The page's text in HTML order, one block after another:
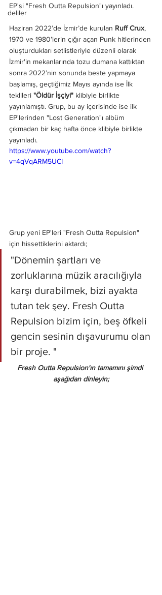
deliler
EP'si "Fresh Outta Repulsion"ı yayınladı.
Haziran 2022’de İzmir’de kurulan Ruff Crux,
1970 ve 1980’lerin çığır açan Punk hitlerinden
oluşturdukları setlistleriyle düzenli olarak
İzmir'in mekanlarında tozu dumana kattıktan
sonra 2022’nin sonunda beste yapmaya
başlamış, geçtiğimiz Mayıs ayında ise İlk
teklileri "Öldür İşçiyi" klibiyle birlikte
yayınlamıştı. Grup, bu ay içerisinde ise ilk
EP'lerinden "Lost Generation"ı albüm
çıkmadan bir kaç hafta önce klibiyle birlikte
yayınladı.
https://www.youtube.com/watch?
v=4qVqARM5UCI
Grup yeni EP'leri "Fresh Outta Repulsion"
için hissettiklerini aktardı;
"Dönemin şartları ve
zorluklarına müzik aracılığıyla
karşı durabilmek, bizi ayakta
tutan tek şey. Fresh Outta
Repulsion bizim için, beş öfkeli
gencin sesinin dışavurumu olan
bir proje. "
Fresh Outta Repulsion'ın tamamını şimdi
aşağıdan dinleyin;